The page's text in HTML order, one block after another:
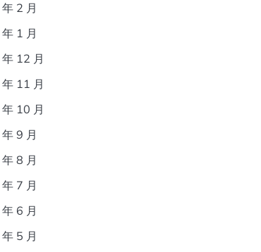
2 月
1 月
12 月
11 月
10 月
9 月
8 月
7 月
6 月
5 月